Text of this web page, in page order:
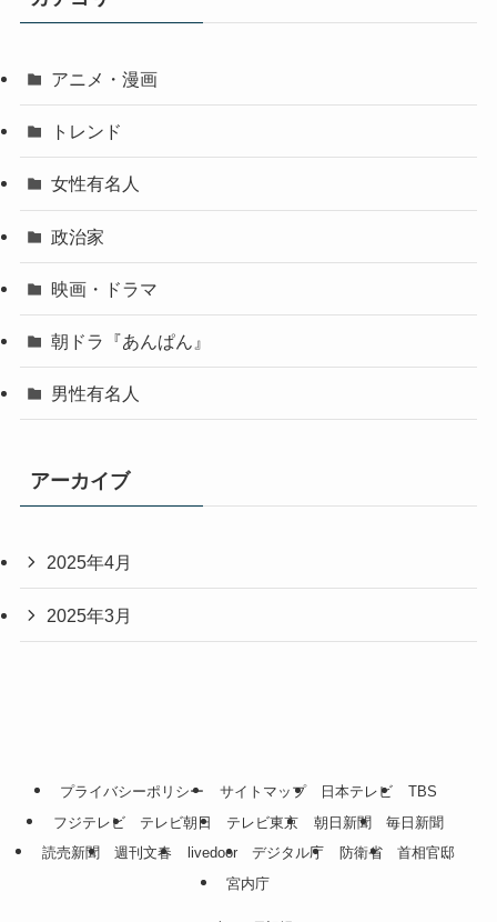
アニメ・漫画
トレンド
女性有名人
政治家
映画・ドラマ
朝ドラ『あんぱん』
男性有名人
アーカイブ
2025年4月
2025年3月
プライバシーポリシー サイトマップ 日本テレビ
TBS
フジテレビ
テレビ朝日 テレビ東京 朝日新聞
毎日新聞
読売新聞
週刊文春 livedoor デジタル庁 防衛省
首相官邸
宮内庁